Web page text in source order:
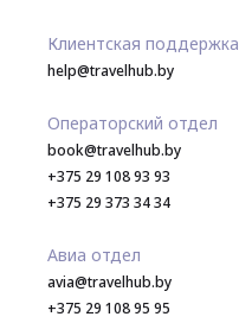
Клиентская поддержка
help@travelhub.by
Операторский отдел
book@travelhub.by
+375 29 108 93 93
+375 29 373 34 34
Авиа отдел
avia@travelhub.by
+375 29 108 95 95